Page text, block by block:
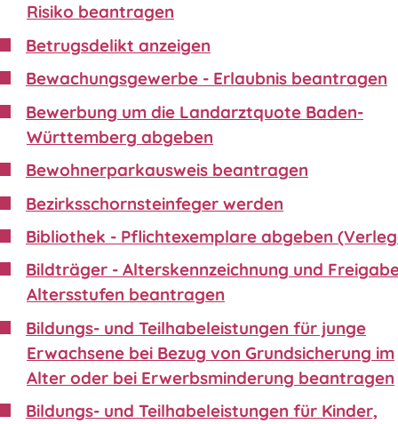
Risiko beantragen
Betrugsdelikt anzeigen
Bewachungsgewerbe - Erlaubnis beantragen
Bewerbung um die Landarztquote Baden-
Württemberg abgeben
Bewohnerparkausweis beantragen
Bezirksschornsteinfeger werden
Bibliothek - Pflichtexemplare abgeben
Bildträger - Alterskennzeichnung und
Altersstufen beantragen
Bildungs- und Teilhabeleistungen für junge
Erwachsene bei Bezug von Grundsicherung im
Alter oder bei Erwerbsminderung beantragen
Bildungs- und Teilhabeleistungen für Kinder,